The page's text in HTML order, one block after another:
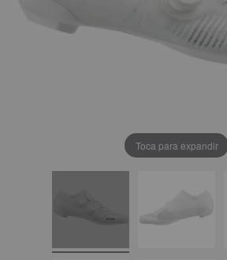
Toca para expandir